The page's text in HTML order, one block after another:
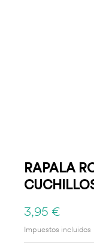
RAPALA
3,95 €
Impuestos incluidos